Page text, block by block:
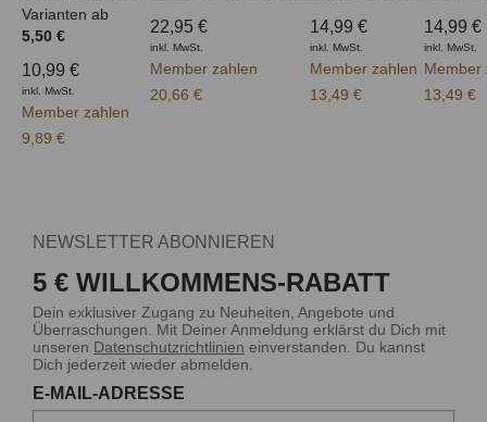
Varianten ab
5,50 €
10,99 €
inkl. MwSt.
Member zahlen
9,89 €
22,95 €
inkl. MwSt.
Member zahlen
20,66 €
14,99 €
inkl. MwSt.
Member zahlen
13,49 €
14,99 €
inkl. MwSt.
Member
13,49 €
NEWSLETTER ABONNIEREN
5 € WILLKOMMENS-RABATT
Dein exklusiver Zugang zu Neuheiten, Angebote und
Überraschungen. Mit Deiner Anmeldung erklärst du Dich mit
unseren Datenschutzrichtlinien einverstanden. Du kannst
Dich jederzeit wieder abmelden.
E-MAIL-ADRESSE